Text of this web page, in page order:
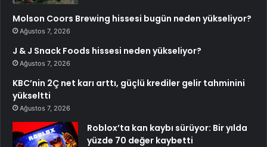
Molson Coors Brewing hissesi bugün neden yükseliyor?
Ağustos 7, 2026
J & J Snack Foods hissesi neden yükseliyor?
Ağustos 7, 2026
KBC’nin 2Ç net karı arttı, güçlü krediler gelir tahminini
yükseltti
Ağustos 7, 2026
Roblox’ta kan kaybı sürüyor: Bir yılda
yüzde 70 değer kaybetti